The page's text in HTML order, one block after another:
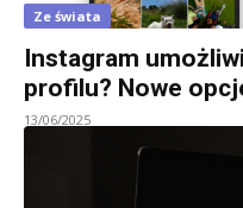
Ze świata
Instagram
profilu? Nowe
13/06/2025